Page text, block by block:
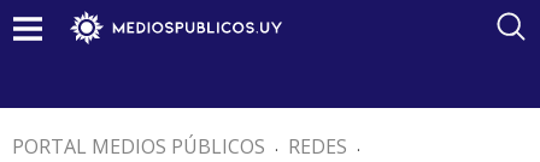
PORTAL MEDIOS PÚBLICOS . REDES .